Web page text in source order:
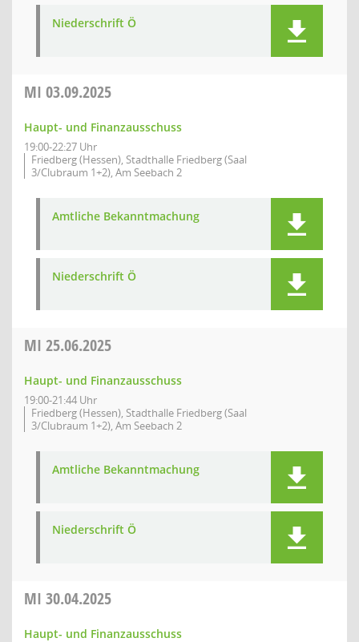
Niederschrift Ö
MI 03.09.2025
Haupt- und Finanzausschuss
19:00-22:27 Uhr
Friedberg (Hessen), Stadthalle Friedberg (Saal
3/Clubraum 1+2), Am Seebach 2
Amtliche Bekanntmachung
Niederschrift Ö
MI 25.06.2025
Haupt- und Finanzausschuss
19:00-21:44 Uhr
Friedberg (Hessen), Stadthalle Friedberg (Saal
3/Clubraum 1+2), Am Seebach 2
Amtliche Bekanntmachung
Niederschrift Ö
MI 30.04.2025
Haupt- und Finanzausschuss